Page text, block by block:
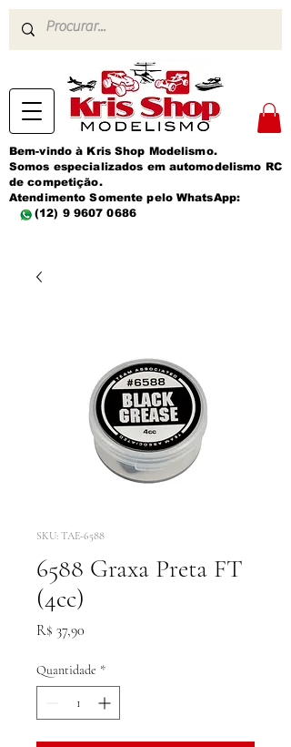
Bem-vindo à Kris Shop Modelismo.
Somos especializados em automodelismo RC
de competição.
Atendimento Somente pelo WhatsApp:
(12) 9 9607 0686
SKU: TAE-6588
6588 Graxa Preta FT
(4cc)
R$ 37,90
Quantidade *